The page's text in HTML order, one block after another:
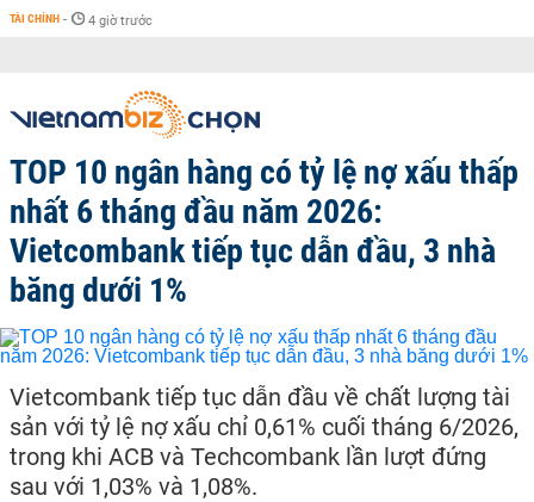
TÀI CHÍNH - 4 giờ trước
TOP 10 ngân hàng có tỷ lệ nợ xấu thấp
nhất 6 tháng đầu năm 2026:
Vietcombank tiếp tục dẫn đầu, 3 nhà
băng dưới 1%
Vietcombank tiếp tục dẫn đầu về chất lượng tài
sản với tỷ lệ nợ xấu chỉ 0,61% cuối tháng 6/2026,
trong khi ACB và Techcombank lần lượt đứng
sau với 1,03% và 1,08%.